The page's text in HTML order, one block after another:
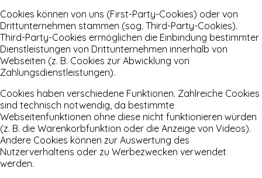
Cookies können von uns (First-Party-Cookies) oder von
Drittunternehmen stammen (sog. Third-Party-Cookies).
Third-Party-Cookies ermöglichen die Einbindung bestimmter
Dienstleistungen von Drittunternehmen innerhalb von
Webseiten (z. B. Cookies zur Abwicklung von
Zahlungsdienstleistungen).
Cookies haben verschiedene Funktionen. Zahlreiche Cookies
sind technisch notwendig, da bestimmte
Webseitenfunktionen ohne diese nicht funktionieren würden
(z. B. die Warenkorbfunktion oder die Anzeige von Videos).
Andere Cookies können zur Auswertung des
Nutzerverhaltens oder zu Werbezwecken verwendet
werden.